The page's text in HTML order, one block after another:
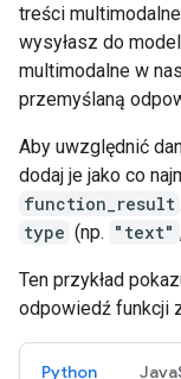
treści
wysyłasz do
multimodalne w
przemyślaną
Aby uwzględnić
dodaj je jako co
function_result
type (np. "text"
Ten przykład
odpowiedź funkcji
Python